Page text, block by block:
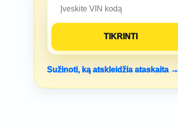
Sužinoti, ką atskleidžia ataskaita →